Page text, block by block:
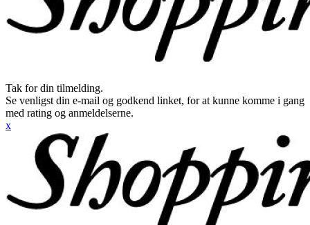
Tak for din tilmelding.
Se venligst din e-mail og godkend linket, for at kunne komme i gang
med rating og anmeldelserne.
x